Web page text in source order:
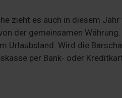
zieht es auch in diesem
der gemeinsamen
Urlaubsland. Wird die
per Bank- oder